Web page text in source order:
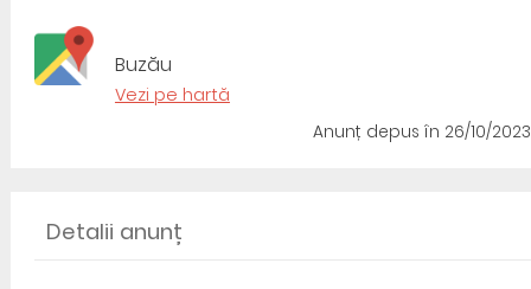
Buzău
Vezi pe hartă
Anunț depus în 26/10/2023
Detalii anunț